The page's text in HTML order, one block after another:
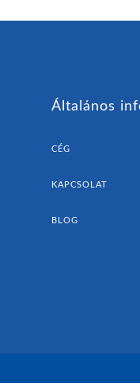
Általános
CÉG
KAPCSOLAT
BLOG